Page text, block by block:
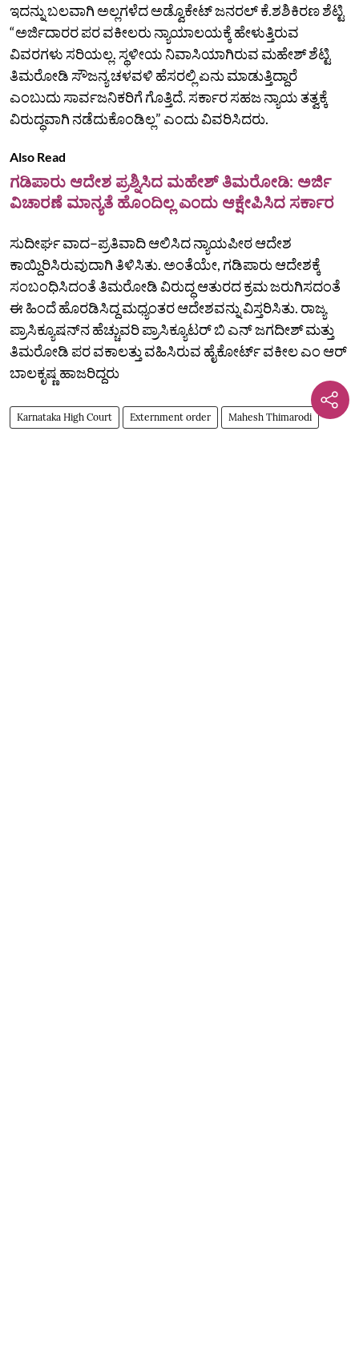
ಇದನ್ನು ಬಲವಾಗಿ ಅಲ್ಲಗಳೆದ ಅಡ್ವೊಕೇಟ್‌ ಜನರಲ್ ಕೆ.ಶಶಿಕಿರಣ ಶೆಟ್ಟಿ
“ಅರ್ಜಿದಾರರ ಪರ ವಕೀಲರು ನ್ಯಾಯಾಲಯಕ್ಕೆ ಹೇಳುತ್ತಿರುವ
ವಿವರಗಳು ಸರಿಯಲ್ಲ. ಸ್ಥಳೀಯ ನಿವಾಸಿಯಾಗಿರುವ ಮಹೇಶ್‌ ಶೆಟ್ಟಿ
ತಿಮರೋಡಿ ಸೌಜನ್ಯ ಚಳವಳಿ ಹೆಸರಲ್ಲಿ ಏನು ಮಾಡುತ್ತಿದ್ದಾರೆ
ಎಂಬುದು ಸಾರ್ವಜನಿಕರಿಗೆ ಗೊತ್ತಿದೆ. ಸರ್ಕಾರ ಸಹಜ ನ್ಯಾಯ ತತ್ವಕ್ಕೆ
ವಿರುದ್ಧವಾಗಿ ನಡೆದುಕೊಂಡಿಲ್ಲ” ಎಂದು ವಿವರಿಸಿದರು.
Also Read
ಗಡಿಪಾರು ಆದೇಶ ಪ್ರಶ್ನಿಸಿದ ಮಹೇಶ್ ತಿಮರೋಡಿ: ಅರ್ಜಿ
ವಿಚಾರಣೆ ಮಾನ್ಯತೆ ಹೊಂದಿಲ್ಲ ಎಂದು ಆಕ್ಷೇಪಿಸಿದ ಸರ್ಕಾರ
ಸುದೀರ್ಘ ವಾದ–ಪ್ರತಿವಾದಿ ಆಲಿಸಿದ ನ್ಯಾಯಪೀಠ ಆದೇಶ
ಕಾಯ್ದಿರಿಸಿರುವುದಾಗಿ ತಿಳಿಸಿತು. ಅಂತೆಯೇ, ಗಡಿಪಾರು ಆದೇಶಕ್ಕೆ
ಸಂಬಂಧಿಸಿದಂತೆ ತಿಮರೋಡಿ ವಿರುದ್ಧ ಆತುರದ ಕ್ರಮ ಜರುಗಿಸದಂತೆ
ಈ ಹಿಂದೆ ಹೊರಡಿಸಿದ್ದ ಮಧ್ಯಂತರ ಆದೇಶವನ್ನು ವಿಸ್ತರಿಸಿತು. ರಾಜ್ಯ
ಪ್ರಾಸಿಕ್ಯೂಷನ್‌ನ ಹೆಚ್ಚುವರಿ ಪ್ರಾಸಿಕ್ಯೂಟರ್‌ ಬಿ ಎನ್‌ ಜಗದೀಶ್‌ ಮತ್ತು
ತಿಮರೋಡಿ ಪರ ವಕಾಲತ್ತು ವಹಿಸಿರುವ ಹೈಕೋರ್ಟ್‌ ವಕೀಲ ಎಂ ಆರ್
ಬಾಲಕೃಷ್ಣ ಹಾಜರಿದ್ದರು
Karnataka High Court Externment order Mahesh Thimarodi